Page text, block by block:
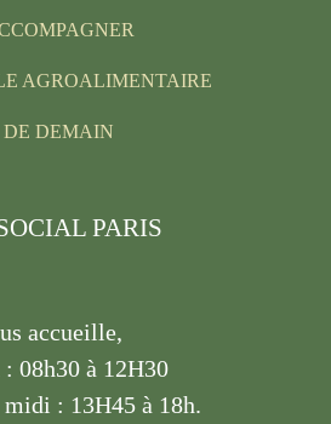
AGROALIMENTAIRE
DE DEMAIN
PARIS
accueille,
08h30 à 12H30
midi : 13H45 à 18h.